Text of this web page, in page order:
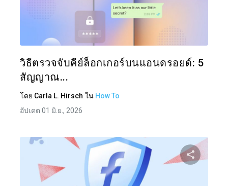
วิธีตรวจจับคีย์ล็อกเกอร์บนแอนดรอยด์: 5
สัญญาณ...
โดย Carla L. Hirsch ใน How To
อัปเดต 01 มิ.ย., 2026